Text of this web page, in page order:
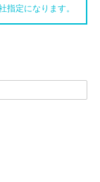
定になります。